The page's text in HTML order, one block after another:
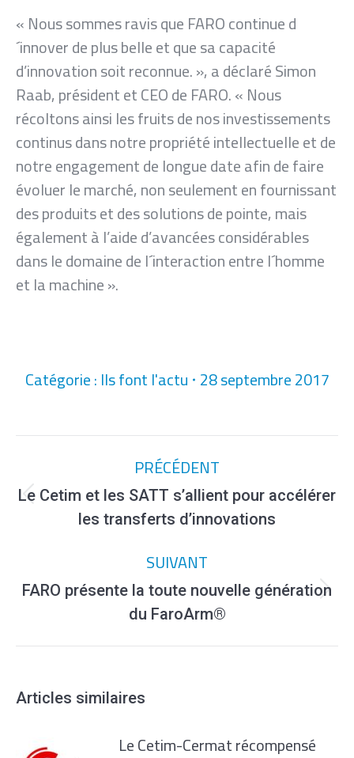
« Nous sommes ravis que FARO continue d
´innover de plus belle et que sa capacité
d’innovation soit reconnue. », a déclaré Simon
Raab, président et CEO de FARO. « Nous
récoltons ainsi les fruits de nos investissements
continus dans notre propriété intellectuelle et de
notre engagement de longue date afin de faire
évoluer le marché, non seulement en fournissant
des produits et des solutions de pointe, mais
également à l’aide d’avancées considérables
dans le domaine de l´interaction entre l´homme
et la machine ».
Catégorie :Ils font l'actu 28 septembre 2017
PRÉCÉDENT
Article
précédent
:
Le Cetim et les SATT s’allient pour accélérer
les transferts d’innovations
SUIVANT
Article
suivant
:
FARO présente la toute nouvelle génération
du FaroArm®
Articles similaires
Le Cetim-Cermat récompensé